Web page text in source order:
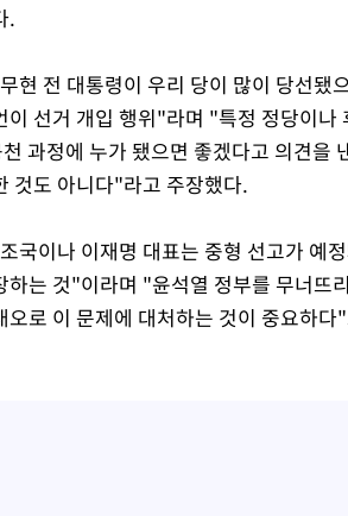
.
현 전 대통령이 우리 당이 많이 당선됐
이 선거 개입 행위"라며 "특정 정당이
과정에 누가 됐으면 좋겠다고 의견을
것도 아니다"라고 주장했다.
국이나 이재명 대표는 중형 선고가 예
하는 것"이라며 "윤석열 정부를 무너뜨
오로 이 문제에 대처하는 것이 중요하다